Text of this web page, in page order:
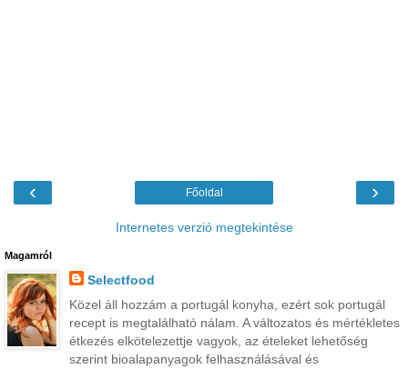
‹ ›
Főoldal
Internetes verzió megtekintése
Magamról
Selectfood
Közel áll hozzám a portugál konyha, ezért sok portugál
recept is megtalálható nálam. A változatos és mértékletes
étkezés elkötelezettje vagyok, az ételeket lehetőség
szerint bioalapanyagok felhasználásával és